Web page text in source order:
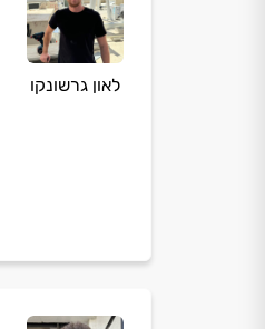
לאון גרשונקו